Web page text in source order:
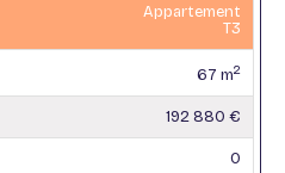
Appartement
T3
67 m2
192 880 €
0